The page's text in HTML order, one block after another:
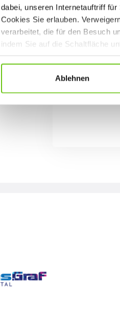
dabei, unseren Internetauftriff
Cookies Sie erlauben.
verarbeitet, die für den Besuch
indem Sie auf die Schaltfläche
Datenschutzrichtlinien.
Ablehnen